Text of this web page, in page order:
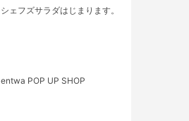
シェフズサラダはじまります。
entwa POP UP SHOP